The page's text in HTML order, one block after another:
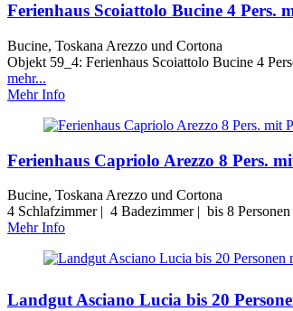
Ferienhaus Scoiattolo Bucine 4 Pers.
Bucine, Toskana Arezzo und Cortona
Objekt 59_4: Ferienhaus Scoiattolo Bucine 4
mehr...
Mehr Info
Ferienhaus Capriolo Arezzo 8 Pers.
Bucine, Toskana Arezzo und Cortona
4 Schlafzimmer | 4 Badezimmer | bis 8
Mehr Info
Landgut Asciano Lucia bis 20